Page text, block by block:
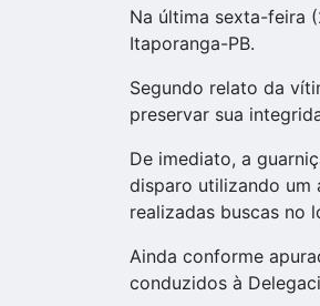
Na última sexta-feira
Itaporanga-PB.
Segundo relato da
preservar sua
De imediato, a
disparo utilizando um
realizadas buscas no
Ainda conforme
conduzidos à